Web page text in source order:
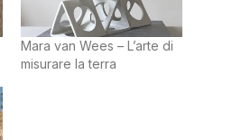
Mara van Wees – L’arte di
misurare la terra